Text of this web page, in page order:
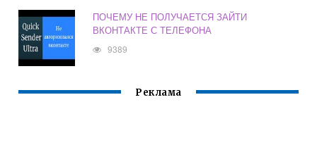
ПОЧЕМУ НЕ ПОЛУЧАЕТСЯ ЗАЙТИ
ВКОНТАКТЕ С ТЕЛЕФОНА
9389
Реклама